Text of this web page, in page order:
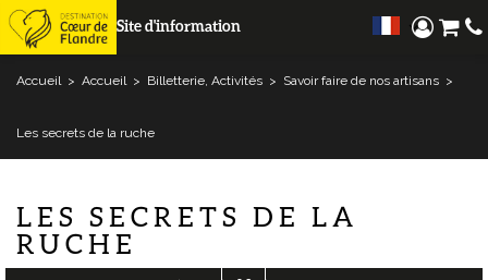
Site d'information
Accueil > Accueil > Billetterie, Activités > Savoir faire de nos artisans >
Les secrets de la ruche
LES SECRETS DE LA
RUCHE